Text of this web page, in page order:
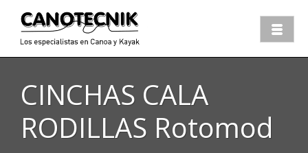
CINCHAS CALA
RODILLAS Rotomod